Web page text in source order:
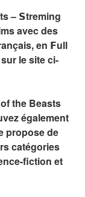
– 𝗦treming
avec des
en 𝗙ull
le site ci-
the Beasts
également
propose de
catégories
fiction et